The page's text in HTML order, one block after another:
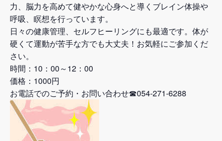
力、脳力を高めて健やかな心身へと導くブレイン体操や
呼吸、瞑想を行っています。
日々の健康管理、セルフヒーリングにも最適です。体が
硬くて運動が苦手な方でも大丈夫！お気軽にご参加くだ
さい。
時間：10：00～12：00
価格：1000円
お電話でのご予約・お問い合わせ☎054-271-6288